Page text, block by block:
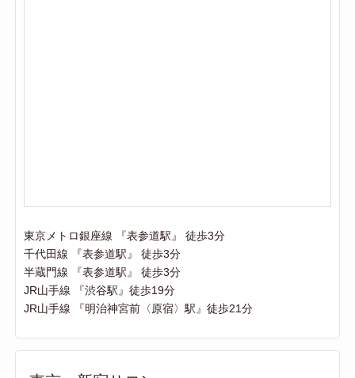
東京メトロ銀座線 『表参道駅』 徒歩3分
千代田線 『表参道駅』 徒歩3分
半蔵門線 『表参道駅』 徒歩3分
JR山手線 『渋谷駅』徒歩19分
JR山手線 『明治神宮前〈原宿〉駅』徒歩21分